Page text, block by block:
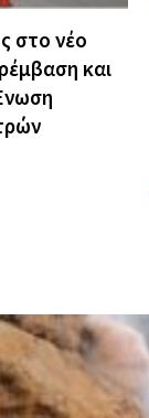
στο νέο
και